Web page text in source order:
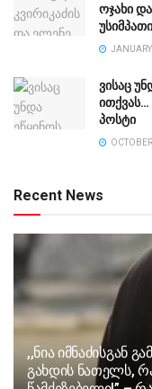
ოჯახი
ვისაც
პოსტი
Recent News
,,ნია იმნაძისგან
გახდის ნათელს,